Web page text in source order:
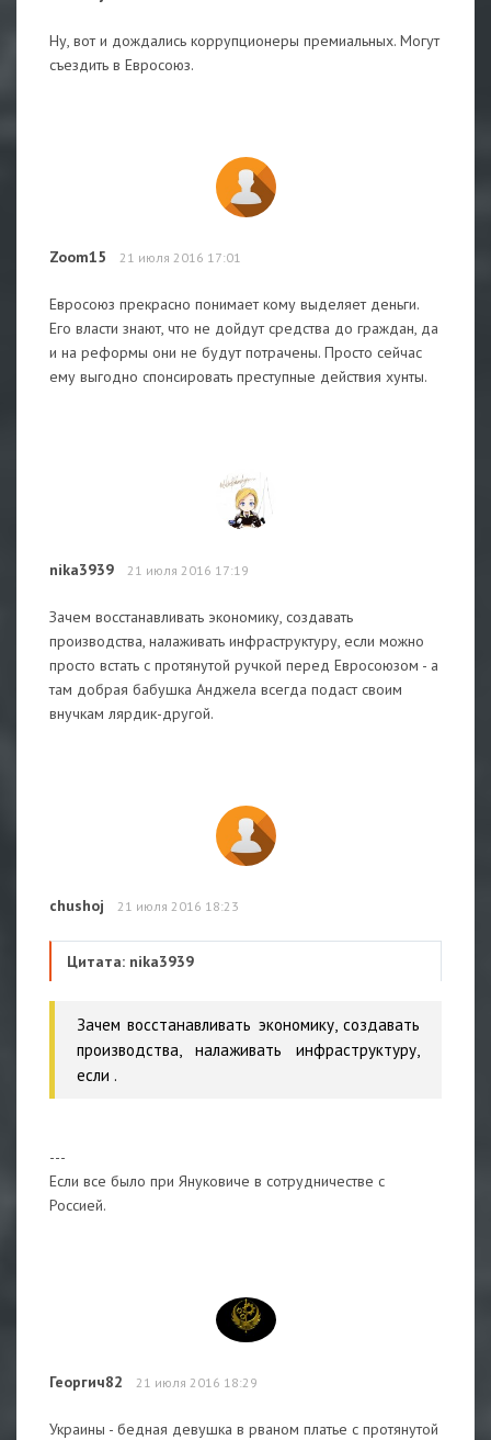
Ну, вот и дождались коррупционеры премиальных. Могут
съездить в Евросоюз.
Zoom15 21 июля 2016 17:01
Евросоюз прекрасно понимает кому выделяет деньги.
Его власти знают, что не дойдут средства до граждан, да
и на реформы они не будут потрачены. Просто сейчас
ему выгодно спонсировать преступные действия хунты.
nika3939 21 июля 2016 17:19
Зачем восстанавливать экономику, создавать
производства, налаживать инфраструктуру, если можно
просто встать с протянутой ручкой перед Евросоюзом - а
там добрая бабушка Анджела всегда подаст своим
внучкам лярдик-другой.
chushoj 21 июля 2016 18:23
Цитата: nika3939
Зачем восстанавливать экономику, создавать
производства, налаживать инфраструктуру,
если .
---
Если все было при Януковиче в сотрудничестве с
Россией.
Георгич82 21 июля 2016 18:29
Украины - бедная девушка в рваном платье с протянутой